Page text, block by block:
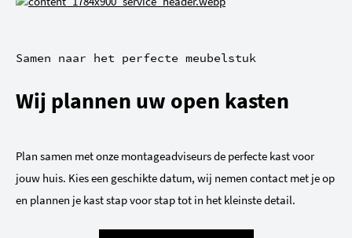
Samen naar het perfecte meubelstuk
Wij plannen uw open kasten
Plan samen met onze montageadviseurs de perfecte kast voor
jouw huis. Kies een geschikte datum, wij nemen contact met je op
en plannen je kast stap voor stap tot in het kleinste detail.